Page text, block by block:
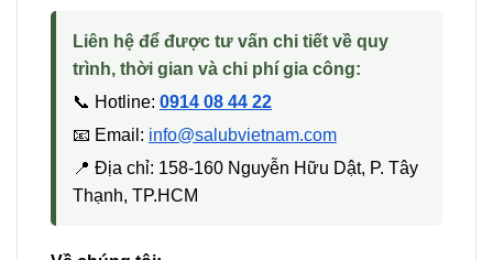
Liên hệ để được tư vấn chi tiết về quy
trình, thời gian và chi phí gia công:
📞 Hotline: 0914 08 44 22
📧 Email: info@salubvietnam.com
📍 Địa chỉ: 158-160 Nguyễn Hữu Dật, P. Tây
Thạnh, TP.HCM